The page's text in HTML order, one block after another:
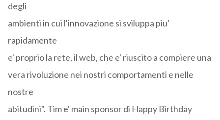
degli
ambienti in cui l'innovazione si sviluppa piu'
rapidamente
e' proprio la rete, il web, che e' riuscito a compiere una
vera rivoluzione nei nostri comportamenti e nelle
nostre
abitudini". Tim e' main sponsor di Happy Birthday